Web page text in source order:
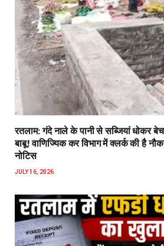
रतलाम: गंदे नाले के पानी से सब्जियां धोकर
बाबू! वाणिज्यिक कर विभाग में क्लर्क की है
नोटिस
JULY 16, 2026